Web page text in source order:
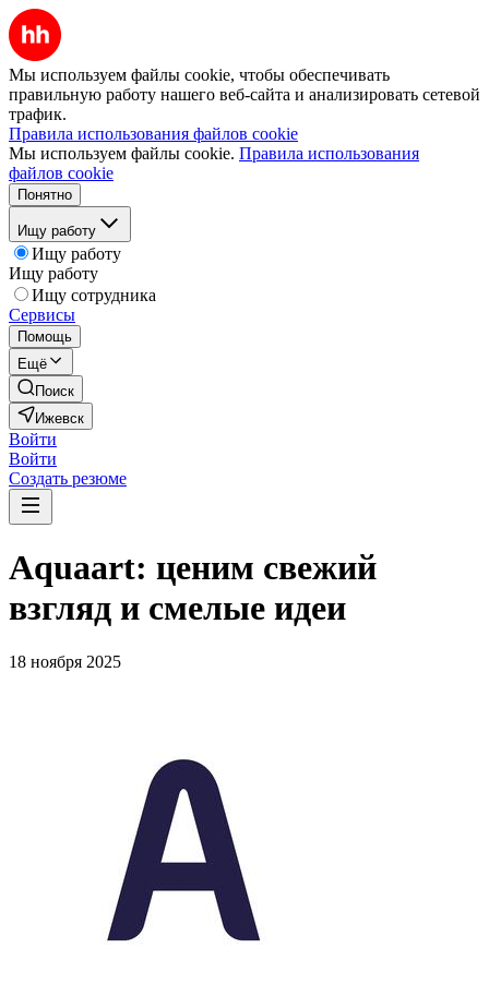
Мы используем файлы cookie, чтобы обеспечивать
правильную работу нашего веб-сайта и анализировать сетевой
трафик.
Правила использования файлов cookie
Мы используем файлы cookie. Правила использования
файлов cookie
Понятно
Ищу работу
Ищу работу
Ищу работу
Ищу сотрудника
Сервисы
Помощь
Ещё
Поиск
Ижевск
Войти
Войти
Создать резюме
Aquaart: ценим свежий
взгляд и смелые идеи
18 ноября 2025